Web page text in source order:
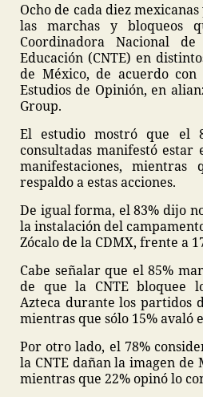
Ocho de cada diez
las marchas y bloqueos
Coordinadora Nacional
Educación (CNTE) en
de México, de acuerdo
Estudios de Opinión, en
Group.
El estudio mostró que el
consultadas manifestó estar
manifestaciones, mientras
respaldo a estas acciones.
De igual forma, el 83% dijo
la instalación del
Zócalo de la CDMX, frente a
Cabe señalar que el 85%
de que la CNTE bloquee
Azteca durante los partidos
mientras que sólo 15% avaló
Por otro lado, el 78%
la CNTE dañan la imagen de
mientras que 22% opinó lo